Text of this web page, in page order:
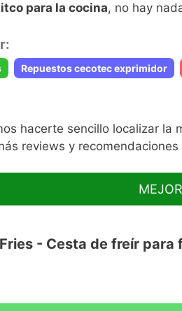
para la cocina, no hay
Repuestos cecotec exprimidor
hacerte sencillo localizar
reviews y
- Cesta de freír para